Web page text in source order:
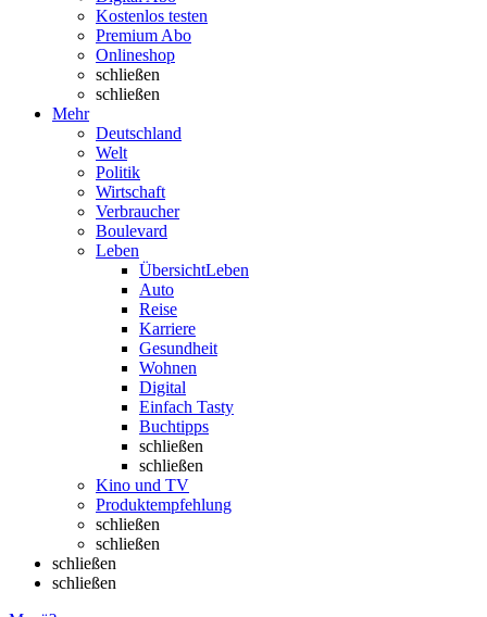
Kostenlos testen
Premium Abo
Onlineshop
schließen
schließen
Mehr
Deutschland
Welt
Politik
Wirtschaft
Verbraucher
Boulevard
Leben
ÜbersichtLeben
Auto
Reise
Karriere
Gesundheit
Wohnen
Digital
Einfach Tasty
Buchtipps
schließen
schließen
Kino und TV
Produktempfehlung
schließen
schließen
schließen
schließen